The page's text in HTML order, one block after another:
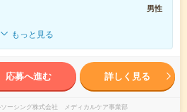
男性
もっと見る
応募へ進む 詳しく見る
ソーシング株式会社 メディカルケア事業部